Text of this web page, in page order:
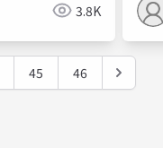
3.8K
45 46